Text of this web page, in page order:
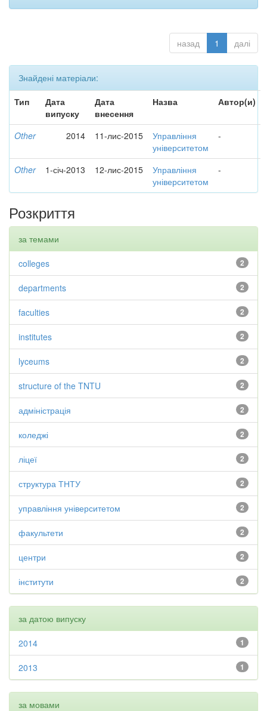
назад 1 далі
Знайдені матеріали:
Тип
Дата
випуску
Дата
внесення
Назва Автор(и)
Other 2014 11-лис-2015
Управління
університетом
-
Other 1-січ-2013 12-лис-2015
Управління
університетом
-
Розкриття
за темами
2
colleges
2
departments
2
faculties
2
institutes
2
lyceums
2
structure of the TNTU
2
адміністрація
2
коледжі
2
ліцеї
2
структура ТНТУ
2
управління університетом
2
факультети
2
центри
2
інститути
за датою випуску
1
2014
1
2013
за мовами